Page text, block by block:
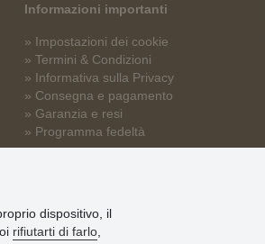
Informazioni importanti
» Impostazioni dei cookie
» Termini & Condizioni
» Informativa sulla Privacy
» Consegna e pagamento
» Garanzia e resi
» Programma fedeltà
dispositivo, il
rifiutarti di farlo